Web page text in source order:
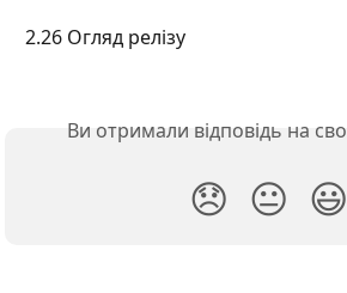
2.26 Огляд релізу
Ви отримали відповідь на
😞 😐 😃